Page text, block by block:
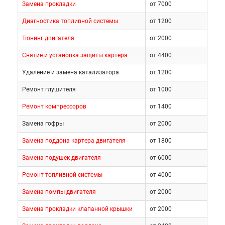
газораспределительный механизм, который
осуществляет впуск воздуха и отвод
отработанных газов с помощью системы
клапанов. Главными приводными деталями
являются распредвалы, работающие за счет
энергии коленчатого вала. Вращаясь, они
поочередно открывают и закрывают клапаны,
позволяя им осуществлять свою работу. Однако,
при работе мотор прогревается, что ведет к
расширению материалов. Следовательно,
клапаны начинают закрывать не до конца и
перестают обеспечивать герметичность.
Соответственно, снижается КПД системы. Для
нивелирования этих изменений устанавливаются
специальные механические приспособления –
гидрокомпенсаторы, которые способны в
автономном режиме регулировать положение
Замена прокладки от 7000
Диагностика топливной системы от 1200
Тюнинг двигателя от 2000
Снятие и установка защиты картера от 4400
Удаление и замена катализатора от 1200
Ремонт глушителя от 1000
Ремонт компрессоров от 1400
Замена гофры от 2000
Замена поддона картера двигателя от 1800
Замена подушек двигателя от 6000
Ремонт топливной системы от 4000
Замена помпы двигателя от 2000
Замена прокладки клапанной крышки от 2000